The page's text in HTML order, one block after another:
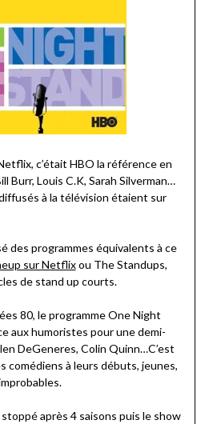
c’était HBO la référence en
Burr, Louis C.K, Sarah Silverman…
à la télévision étaient sur
des programmes équivalents à ce
sur Netflixou The Standups,
de stand up courts.
80, le programme One Night
aux humoristes pour une demi-
DeGeneres, Colin Quinn…C’est
comédiens à leurs débuts, jeunes,
après 4 saisons puis le show